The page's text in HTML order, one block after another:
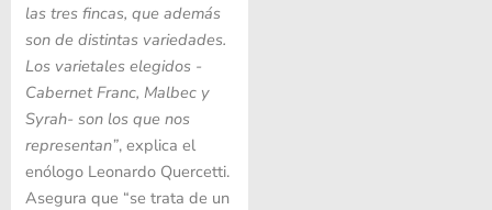
las tres fincas, que además
son de distintas variedades.
Los varietales elegidos -
Cabernet Franc, Malbec y
Syrah- son los que nos
representan”, explica el
enólogo Leonardo Quercetti.
Asegura que “se trata de un